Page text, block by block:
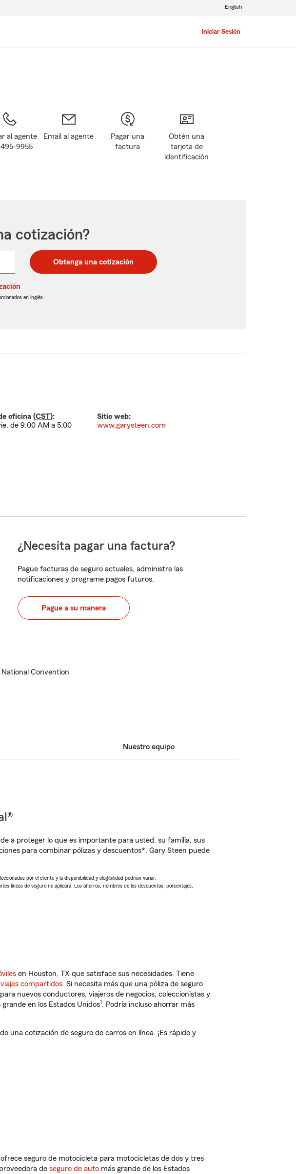
Iniciar Sesión
English
al agente
495-9955
Email al agente
Pagar una
factura
Obtén una
tarjeta de
identificación
cotización?
Obtenga una cotización
en inglés.
oficina (CST):
de 9:00 AM a 5:00
Sitio web:
www.garysteen.com
¿Necesita pagar una factura?
Pague facturas de seguro actuales, administre las
notificaciones y programe pagos futuros.
Pague a su manera
National Convention
Nuestro equipo
a proteger lo que es importante para usted: su familia, sus
para combinar pólizas y descuentos*, Gary Steen puede
por el cliente y la disponibilidad y elegibilidad podrían variar.
líneas de seguro no aplicará. Los ahorros, nombres de los descuentos, porcentajes,
en Houston, TX que satisface sus necesidades. Tiene
viajes compartidos. Si necesita más que una póliza de seguro
nuevos conductores, viajeros de negocios, coleccionistas y
en los Estados Unidos1. Podría incluso ahorrar más
una cotización de seguro de carros en línea. ¡Es rápido y
seguro de motocicleta para motocicletas de dos y tres
de seguro de auto más grande de los Estados